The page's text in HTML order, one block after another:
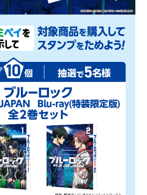
ト
～】ブルーロック「観戦チケッ
ド」「証明写真風ブロマイド」
販売